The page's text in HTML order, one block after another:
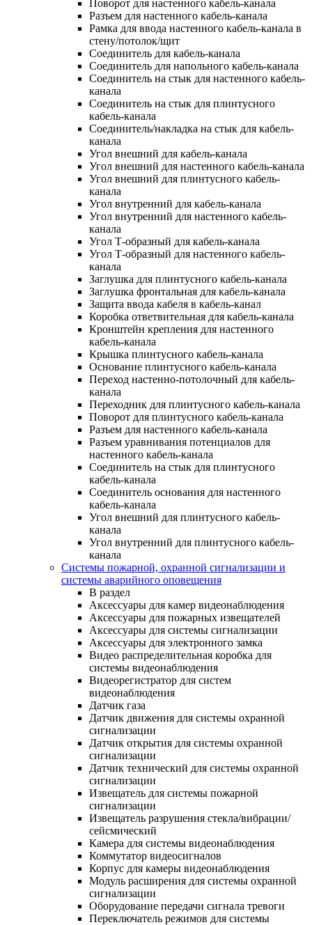
Поворот для настенного кабель-канала
Разъем для настенного кабель-канала
Рамка для ввода настенного кабель-канала в
стену/потолок/щит
Соединитель для кабель-канала
Соединитель для напольного кабель-канала
Соединитель на стык для настенного кабель-
канала
Соединитель на стык для плинтусного
кабель-канала
Соединитель/накладка на стык для кабель-
канала
Угол внешний для кабель-канала
Угол внешний для настенного кабель-канала
Угол внешний для плинтусного кабель-
канала
Угол внутренний для кабель-канала
Угол внутренний для настенного кабель-
канала
Угол Т-образный для кабель-канала
Угол Т-образный для настенного кабель-
канала
Заглушка для плинтусного кабель-канала
Заглушка фронтальная для кабель-канала
Защита ввода кабеля в кабель-канал
Коробка ответвительная для кабель-канала
Кронштейн крепления для настенного
кабель-канала
Крышка плинтусного кабель-канала
Основание плинтусного кабель-канала
Переход настенно-потолочный для кабель-
канала
Переходник для плинтусного кабель-канала
Поворот для плинтусного кабель-канала
Разъем для настенного кабель-канала
Разъем уравнивания потенциалов для
настенного кабель-канала
Соединитель на стык для плинтусного
кабель-канала
Соединитель основания для настенного
кабель-канала
Угол внешний для плинтусного кабель-
канала
Угол внутренний для плинтусного кабель-
канала
Системы пожарной, охранной сигнализации и
системы аварийного оповещения
В раздел
Аксессуары для камер видеонаблюдения
Аксессуары для пожарных извещателей
Аксессуары для системы сигнализации
Аксессуары для электронного замка
Видео распределительная коробка для
системы видеонаблюдения
Видеорегистратор для систем
видеонаблюдения
Датчик газа
Датчик движения для системы охранной
сигнализации
Датчик открытия для системы охранной
сигнализации
Датчик технический для системы охранной
сигнализации
Извещатель для системы пожарной
сигнализации
Извещатель разрушения стекла/вибрации/
сейсмический
Камера для системы видеонаблюдения
Коммутатор видеосигналов
Корпус для камеры видеонаблюдения
Модуль расширения для системы охранной
сигнализации
Оборудование передачи сигнала тревоги
Переключатель режимов для системы